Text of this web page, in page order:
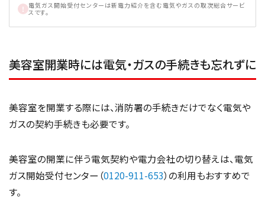
電気ガス開始受付センターは新電力紹介を含む電気やガスの取次総合サービ
スです。
美容室開業時には電気・ガスの手続きも忘れずに
美容室を開業する際には、消防署の手続きだけでなく電気や
ガスの契約手続きも必要です。
美容室の開業に伴う電気契約や電力会社の切り替えは、電気
ガス開始受付センター（0120-911-653）の利用もおすすめで
す。